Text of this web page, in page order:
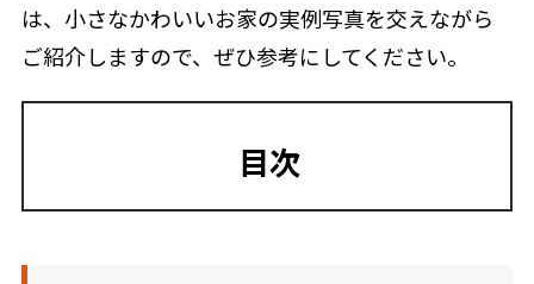
は、小さなかわいいお家の実例写真を交えながら
ご紹介しますので、ぜひ参考にしてください。
目次